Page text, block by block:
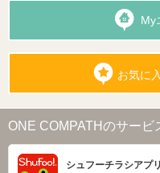
My
お気に
ONE COMPATHのサービ
シュフーチラシアプリ